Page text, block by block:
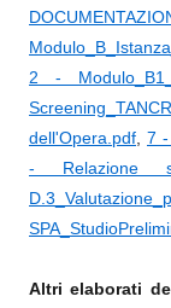
2 -
dell'Opera.pdf 7 -
- Relazione
Altri elaborati